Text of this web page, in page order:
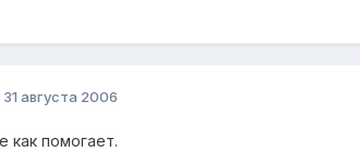
31 августа 2006
как помогает.